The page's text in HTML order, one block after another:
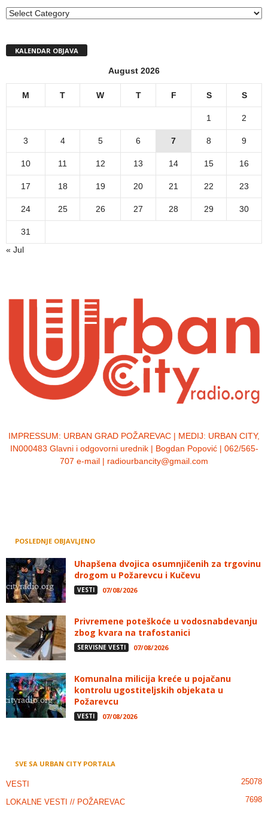
MENI
KALENDAR OBJAVA
August 2026
M T W T F S S
1 2
3 4 5 6 7 8 9
10 11 12 13 14 15 16
17 18 19 20 21 22 23
24 25 26 27 28 29 30
31
« Jul
IMPRESSUM: URBAN GRAD POŽAREVAC | MEDIJ: URBAN CITY,
IN000483 Glavni i odgovorni urednik | Bogdan Popović | 062/565-
707 e-mail | radiourbancity@gmail.com
POSLEDNJE OBJAVLJENO
Uhapšena dvojica osumnjičenih za trgovinu
drogom u Požarevcu i Kučevu
VESTI 07/08/2026
Privremene poteškoće u vodosnabdevanju
zbog kvara na trafostanici
SERVISNE VESTI 07/08/2026
Komunalna milicija kreće u pojačanu
kontrolu ugostiteljskih objekata u
Požarevcu
VESTI 07/08/2026
SVE SA URBAN CITY PORTALA
VESTI 25078
LOKALNE VESTI // POŽAREVAC 7698